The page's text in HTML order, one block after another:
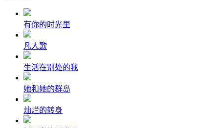
有你的时光里
凡人歌
生活在别处的我
她和她的群岛
灿烂的转身